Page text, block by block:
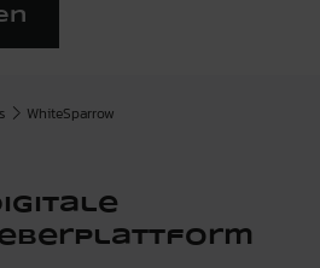
WhiteSparrow